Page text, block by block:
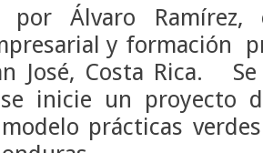
por Álvaro
y formación
José, Costa Rica.
inicie un proyecto
prácticas